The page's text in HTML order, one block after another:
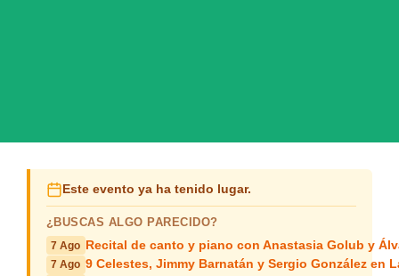
Este evento ya ha tenido lugar.
¿BUSCAS ALGO PARECIDO?
7 Ago Recital de canto y piano con Anastasia Golub y
7 Ago 9 Celestes, Jimmy Barnatán y Sergio González en